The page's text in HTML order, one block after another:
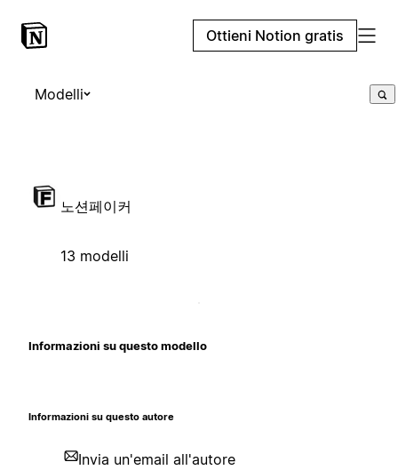
Ottieni Notion gratis
Modelli
노션페이커
13 modelli
Informazioni su questo modello
Informazioni su questo autore
Invia un'email all'autore